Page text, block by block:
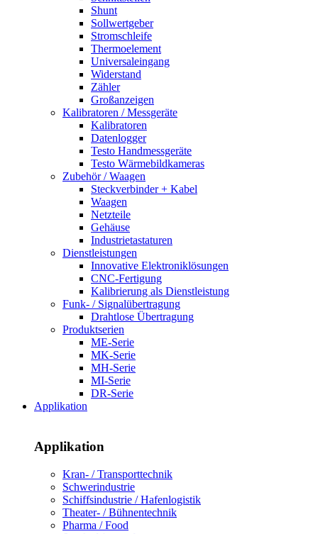
Shunt
Sollwertgeber
Stromschleife
Thermoelement
Universaleingang
Widerstand
Zähler
Großanzeigen
Kalibratoren / Messgeräte
Kalibratoren
Datenlogger
Testo Handmessgeräte
Testo Wärmebildkameras
Zubehör / Waagen
Steckverbinder + Kabel
Waagen
Netzteile
Gehäuse
Industrietastaturen
Dienstleistungen
Innovative Elektroniklösungen
CNC-Fertigung
Kalibrierung als Dienstleistung
Funk- / Signalübertragung
Drahtlose Übertragung
Produktserien
ME-Serie
MK-Serie
MH-Serie
MI-Serie
DR-Serie
Applikation
Applikation
Kran- / Transporttechnik
Schwerindustrie
Schiffsindustrie / Hafenlogistik
Theater- / Bühnentechnik
Pharma / Food